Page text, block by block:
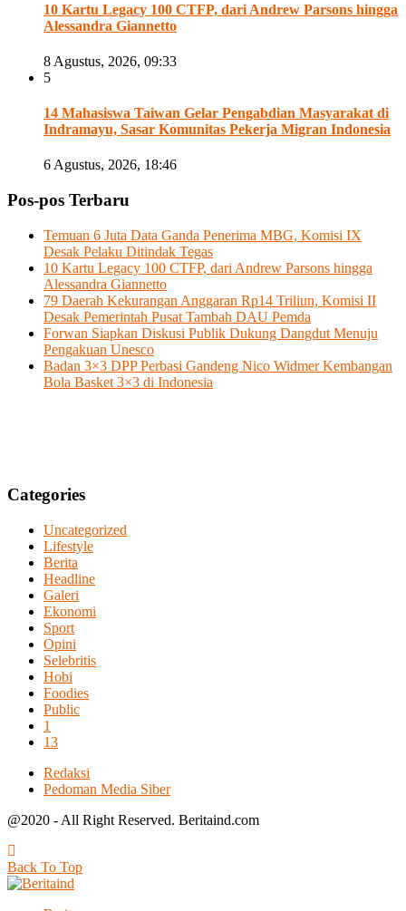
10 Kartu Legacy 100 CTFP, dari Andrew Parsons hingga
Alessandra Giannetto
8 Agustus, 2026, 09:33
5
14 Mahasiswa Taiwan Gelar Pengabdian Masyarakat di
Indramayu, Sasar Komunitas Pekerja Migran Indonesia
6 Agustus, 2026, 18:46
Pos-pos Terbaru
Temuan 6 Juta Data Ganda Penerima MBG, Komisi IX
Desak Pelaku Ditindak Tegas
10 Kartu Legacy 100 CTFP, dari Andrew Parsons hingga
Alessandra Giannetto
79 Daerah Kekurangan Anggaran Rp14 Triliun, Komisi II
Desak Pemerintah Pusat Tambah DAU Pemda
Forwan Siapkan Diskusi Publik Dukung Dangdut Menuju
Pengakuan Unesco
Badan 3×3 DPP Perbasi Gandeng Nico Widmer Kembangan
Bola Basket 3×3 di Indonesia
Categories
Uncategorized
Lifestyle
Berita
Headline
Galeri
Ekonomi
Sport
Opini
Selebritis
Hobi
Foodies
Public
1
13
Redaksi
Pedoman Media Siber
@2020 - All Right Reserved. Beritaind.com
Back To Top